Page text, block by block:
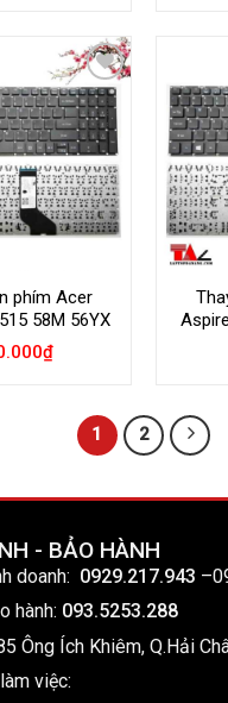
Add to
Wishlist
phím Acer
58M 56YX
₫
1 2
- BẢO HÀNH
doanh: 0929.217.943 –
hành: 093.5253.288
Ông Ích Khiêm, Q.Hải
việc: